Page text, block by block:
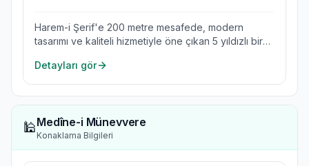
Harem-i Şerif'e 200 metre mesafede, modern
tasarımı ve kaliteli hizmetiyle öne çıkan 5 yıldızlı bir
Detayları gör
🕌Medîne-i Münevvere
Konaklama Bilgileri